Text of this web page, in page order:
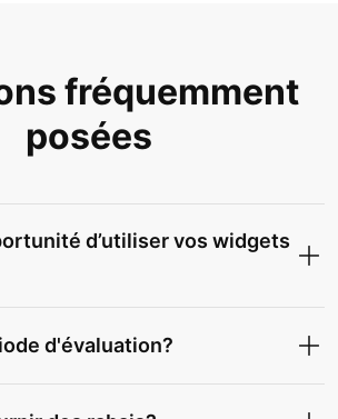
fréquemment
posées
d’utiliser vos widgets
d'évaluation?